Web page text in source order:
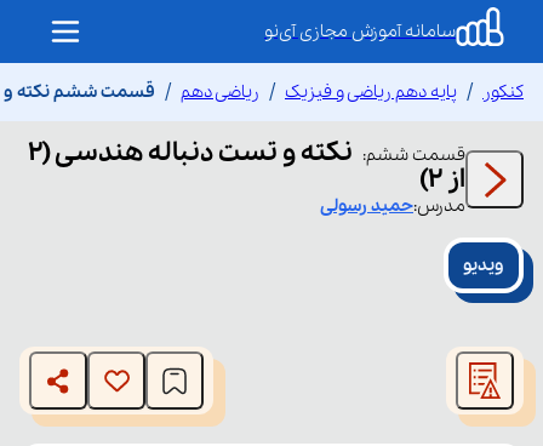
سامانه آموزش مجازی آی‌نو
کنکور پایه دهم ریاضی و فیزیک ریاضی دهم قسمت ششم نکته و
قسمت ششم: نکته و تست دنباله هندسی (۲
از ۲)
مدرس:حمید رسولی
ویدیو
modal
window.
The media could not be loaded, either because the server
or network failed or because the format is not supported.